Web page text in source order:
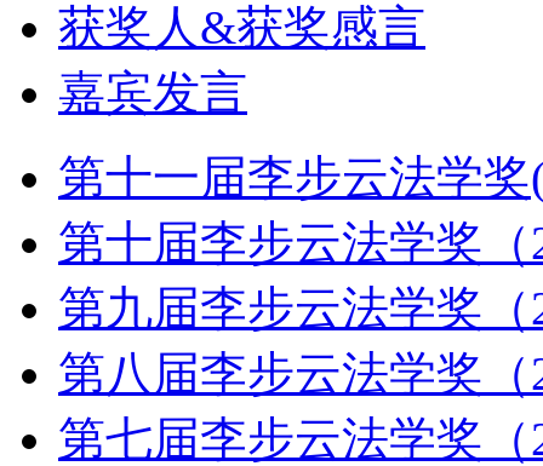
获奖人&获奖感言
嘉宾发言
第十一届李步云法学奖
第十届李步云法学奖（
第九届李步云法学奖（
第八届李步云法学奖（
第七届李步云法学奖（